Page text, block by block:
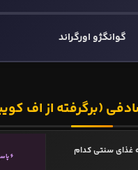
گوانگژو اورگراند
(برگرفته از اف
غذای سنتی کدام
6 پاسخ